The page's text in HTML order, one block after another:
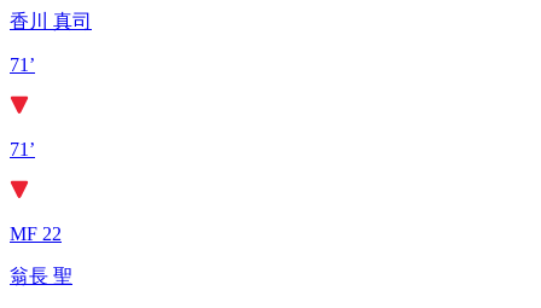
香川 真司
71’
71’
MF 22
翁長 聖